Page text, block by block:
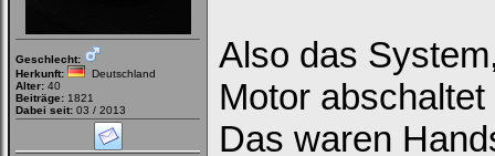
Geschlecht:
Herkunft:
Deutschland
Alter: 40
Beiträge: 1821
Dabei seit: 03 / 2013
Also das
Motor
Das waren